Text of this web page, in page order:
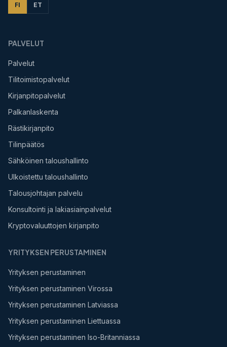
FI ET
PALVELUT
Palvelut
Tilitoimistopalvelut
Kirjanpitopalvelut
Palkanlaskenta
Rästikirjanpito
Tilinpäätös
Sähköinen taloushallinto
Ulkoistettu taloushallinto
Talousjohtajan palvelu
Konsultointi ja lakiasiainpalvelut
Kryptovaluuttojen kirjanpito
YRITYKSEN PERUSTAMINEN
Yrityksen perustaminen
Yrityksen perustaminen Virossa
Yrityksen perustaminen Latviassa
Yrityksen perustaminen Liettuassa
Yrityksen perustaminen Iso-Britanniassa